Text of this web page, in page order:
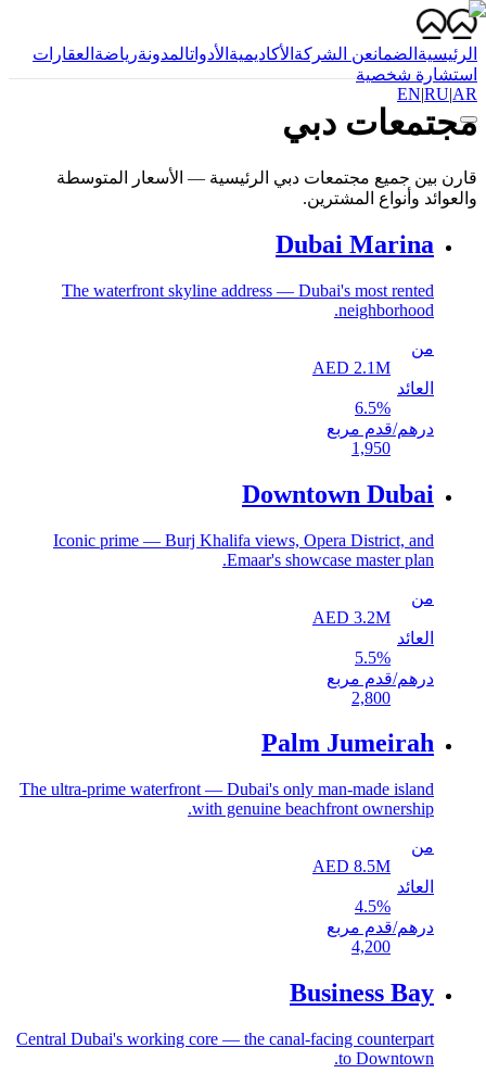
الرئيسية الضمانعن الشركة الأكاديمية الأدواتالمدونةرياضة العقارات
استشارة شخصية
EN|RU|AR
مجتمعات دبي
قارن بين جميع مجتمعات دبي الرئيسية — الأسعار المتوسطة
والعوائد وأنواع المشترين.
Dubai Marina
The waterfront skyline address — Dubai's most rented
neighborhood.
من
AED 2.1M
العائد
6.5%
درهم/قدم مربع
1,950
Downtown Dubai
Iconic prime — Burj Khalifa views, Opera District, and
Emaar's showcase master plan.
من
AED 3.2M
العائد
5.5%
درهم/قدم مربع
2,800
Palm Jumeirah
The ultra-prime waterfront — Dubai's only man-made island
with genuine beachfront ownership.
من
AED 8.5M
العائد
4.5%
درهم/قدم مربع
4,200
Business Bay
Central Dubai's working core — the canal-facing counterpart
to Downtown.